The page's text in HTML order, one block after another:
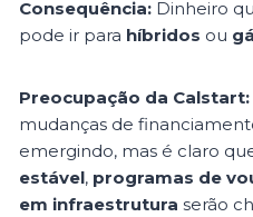
Consequência: Dinheiro
pode ir para híbridos ou
Preocupação da Calstart:
mudanças de
emergindo, mas é claro
estável, programas de
em infraestrutura serão